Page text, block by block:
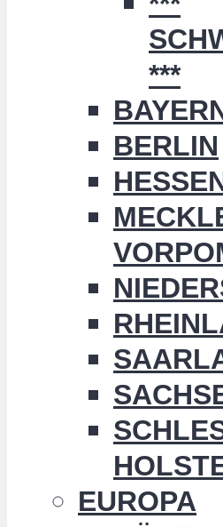
***
BERLIN
EUROPA